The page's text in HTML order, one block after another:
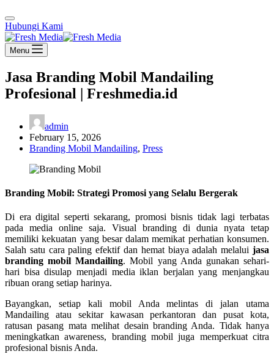
Hubungi Kami
Menu
Jasa Branding Mobil Mandailing
Profesional | Freshmedia.id
admin
February 15, 2026
Branding Mobil Mandailing, Press
Branding Mobil: Strategi Promosi yang Selalu Bergerak
Di era digital seperti sekarang, promosi bisnis tidak lagi terbatas
pada media online saja. Visual branding di dunia nyata tetap
memiliki kekuatan yang besar dalam memikat perhatian konsumen.
Salah satu cara paling efektif dan hemat biaya adalah melalui jasa
branding mobil Mandailing. Mobil yang Anda gunakan sehari-
hari bisa disulap menjadi media iklan berjalan yang menjangkau
ribuan orang setiap harinya.
Bayangkan, setiap kali mobil Anda melintas di jalan utama
Mandailing atau sekitar kawasan perkantoran dan pusat kota,
ratusan pasang mata melihat desain branding Anda. Tidak hanya
meningkatkan awareness, branding mobil juga memperkuat citra
profesional bisnis Anda.